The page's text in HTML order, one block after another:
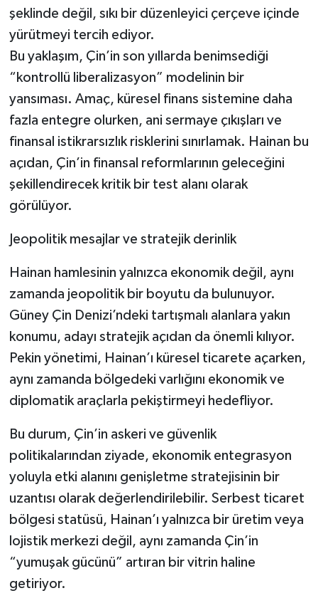
şeklinde değil, sıkı bir düzenleyici çerçeve içinde
yürütmeyi tercih ediyor.
Bu yaklaşım, Çin’in son yıllarda benimsediği
“kontrollü liberalizasyon” modelinin bir
yansıması. Amaç, küresel finans sistemine daha
fazla entegre olurken, ani sermaye çıkışları ve
finansal istikrarsızlık risklerini sınırlamak. Hainan bu
açıdan, Çin’in finansal reformlarının geleceğini
şekillendirecek kritik bir test alanı olarak
görülüyor.
Jeopolitik mesajlar ve stratejik derinlik
Hainan hamlesinin yalnızca ekonomik değil, aynı
zamanda jeopolitik bir boyutu da bulunuyor.
Güney Çin Denizi’ndeki tartışmalı alanlara yakın
konumu, adayı stratejik açıdan da önemli kılıyor.
Pekin yönetimi, Hainan’ı küresel ticarete açarken,
aynı zamanda bölgedeki varlığını ekonomik ve
diplomatik araçlarla pekiştirmeyi hedefliyor.
Bu durum, Çin’in askeri ve güvenlik
politikalarından ziyade, ekonomik entegrasyon
yoluyla etki alanını genişletme stratejisinin bir
uzantısı olarak değerlendirilebilir. Serbest ticaret
bölgesi statüsü, Hainan’ı yalnızca bir üretim veya
lojistik merkezi değil, aynı zamanda Çin’in
“yumuşak gücünü” artıran bir vitrin haline
getiriyor.